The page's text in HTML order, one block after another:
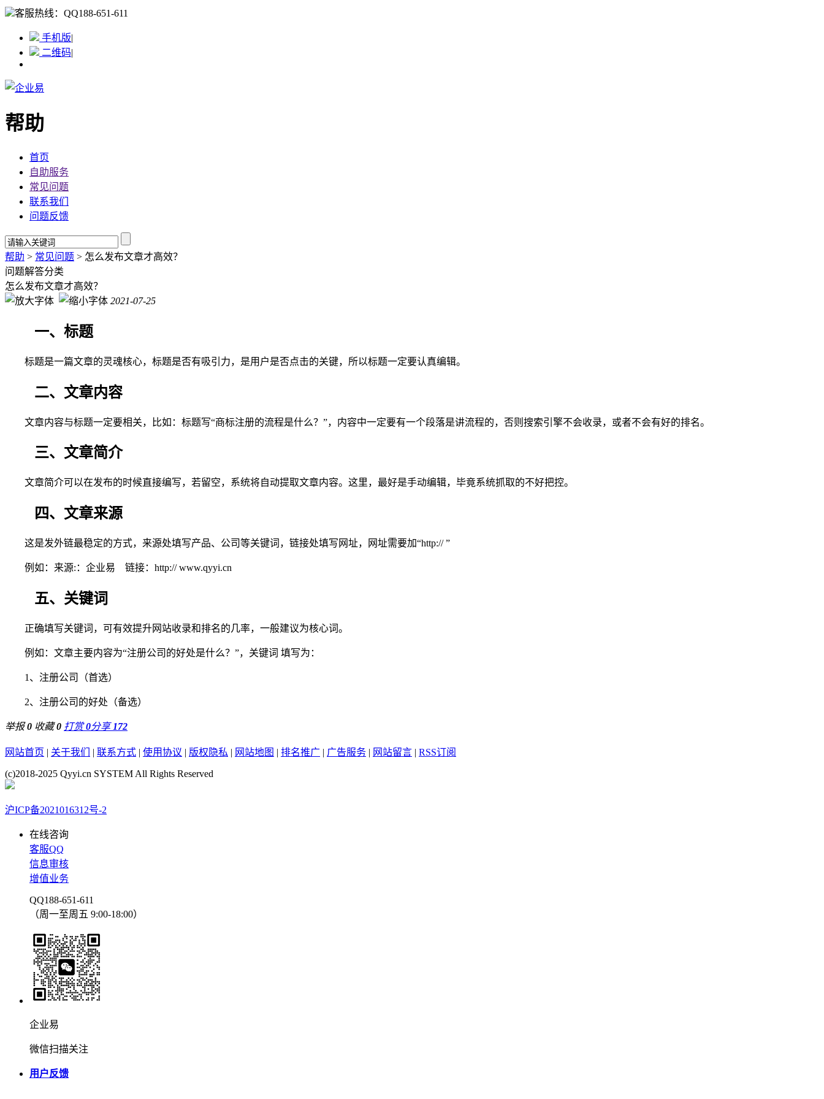
客服热线： QQ188-651-611
手机版|
二维码|
帮助
首页
自助服务
常见问题
联系我们
问题反馈
帮助 > 常见问题 > 怎么发布文章才高效？
问题解答分类
怎么发布文章才高效？
2021-07-25
一、标题
标题是一篇文章的灵魂核心，标题是否有吸引力，是用户是否点击的关键，所以标题一定要认真编辑。
二、文章内容
文章内容与标题一定要相关，比如：标题写“商标注册的流程是什么？”，内容中一定要有一个段落是讲流程的，否则搜索引擎不会收录，或者不会有好的排名。
三、文章简介
文章简介可以在发布的时候直接编写，若留空，系统将自动提取文章内容。这里，最好是手动编辑，毕竟系统抓取的不好把控。
四、文章来源
这是发外链最稳定的方式，来源处填写产品、公司等关键词，链接处填写网址，网址需要加“http://”
例如：来源:：企业易 链接： http:// www.qyyi.cn
五、关键词
正确填写关键词，可有效提升网站收录和排名的几率，一般建议为核心词。
例如：文章主要内容为“注册公司的好处是什么？”，关键词 填写为：
1、注册公司（首选）
2、注册公司的好处（备选）
举报0 收藏0 打赏0分享 172
网站首页 | 关于我们 | 联系方式 | 使用协议 | 版权隐私 | 网站地图 | 排名推广 | 广告服务 | 网站留言 | RSS订阅
(c)2018-2025 Qyyi.cn SYSTEM All Rights Reserved
沪ICP备2021016312号-2
在线咨询
客服QQ
信息审核
增值业务
QQ188-651-611
（周一至周五 9:00-18:00）
企业易
微信扫描关注
用户反馈